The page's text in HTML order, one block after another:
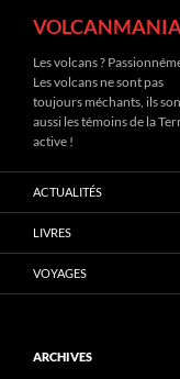
Les volcans ?
Les volcans ne sont pas
toujours méchants, ils
aussi les témoins de la
active !
ACTUALITÉS
LIVRES
VOYAGES
ARCHIVES